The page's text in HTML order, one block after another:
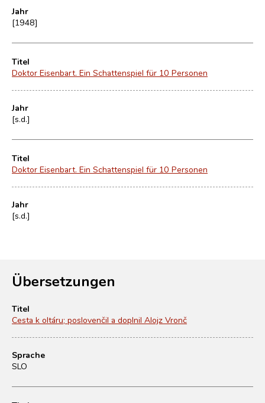
Jahr
[1948]
Titel
Doktor Eisenbart. Ein Schattenspiel für 10 Personen
Jahr
[s.d.]
Titel
Doktor Eisenbart. Ein Schattenspiel für 10 Personen
Jahr
[s.d.]
Übersetzungen
Titel
Cesta k oltáru; poslovenčil a doplnil Alojz Vronč
Sprache
SLO